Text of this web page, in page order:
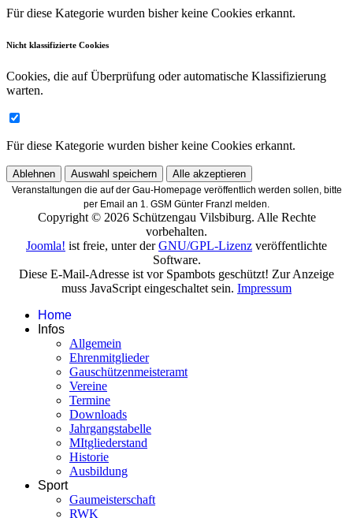
Für diese Kategorie wurden bisher keine Cookies erkannt.
Nicht klassifizierte Cookies
Cookies, die auf Überprüfung oder automatische Klassifizierung
warten.
Für diese Kategorie wurden bisher keine Cookies erkannt.
Ablehnen Auswahl speichern Alle akzeptieren
Veranstaltungen die auf der Gau-Homepage veröffentlich werden sollen, bitte
per Email an 1. GSM Günter Franzl melden.
Copyright © 2026 Schützengau Vilsbiburg. Alle Rechte
vorbehalten.
Joomla! ist freie, unter derGNU/GPL-Lizenz veröffentlichte
Software.
Diese E-Mail-Adresse ist vor Spambots geschützt! Zur Anzeige
muss JavaScript eingeschaltet sein. Impressum
Home
Infos
Allgemein
Ehrenmitglieder
Gauschützenmeisteramt
Vereine
Termine
Downloads
Jahrgangstabelle
MItgliederstand
Historie
Ausbildung
Sport
Gaumeisterschaft
RWK